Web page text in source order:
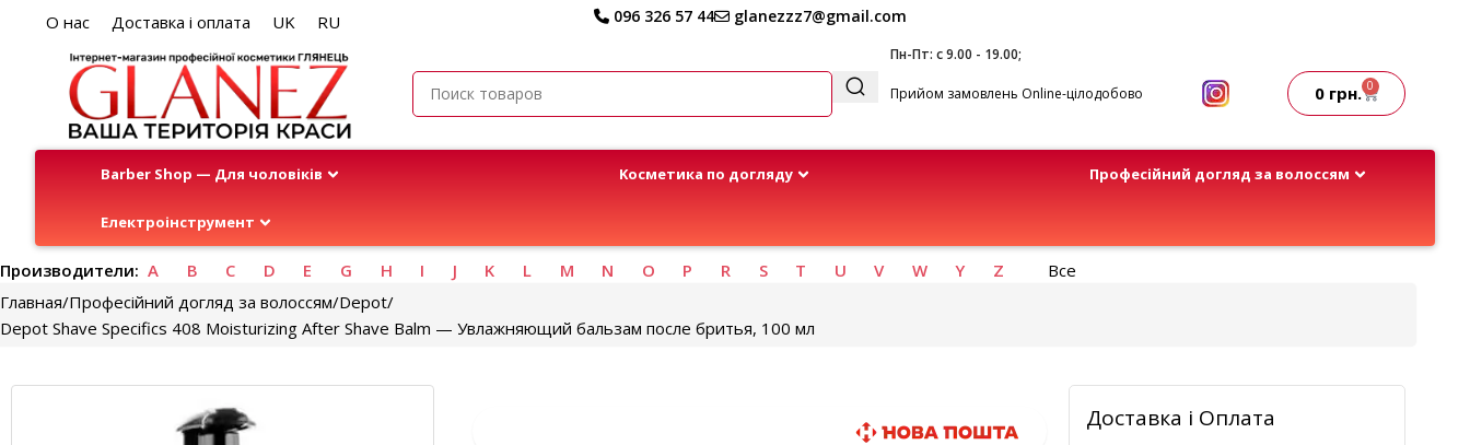
О нас Доставка і оплата UK RU 096 326 57 44 glanezzz7@gmail.com
Пн-Пт: с 9.00 - 19.00;
Прийом замовлень Online-цілодобово 0 грн. 0
Barber Shop — Для чоловіків Kосметика по догляду Професійний догляд за волоссям
Електроінструмент
Производители: A B C D E G H I J K L M N O P R S T U V W Y Z
Все
Главная Професійний догляд за волоссям Depot
Depot Shave Specifics 408 Moisturizing After Shave Balm — Увлажняющий бальзам после бритья, 100 мл
Доставка і Оплата